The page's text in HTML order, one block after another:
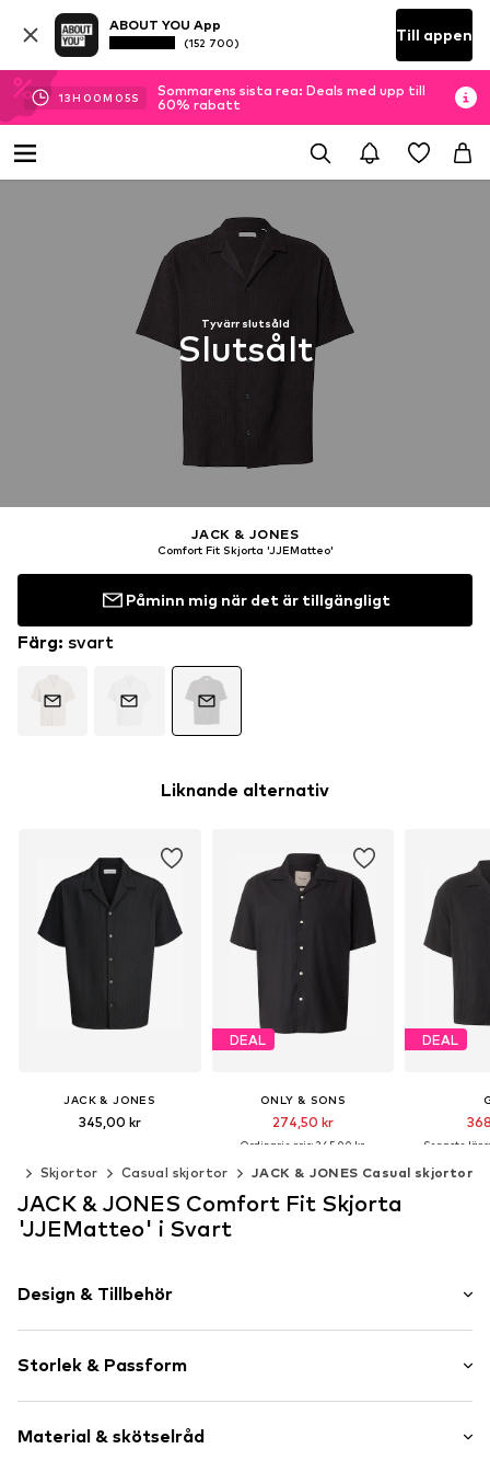
ABOUT YOU App
(152 700) Till appen
13H 00M 04S
Sommarens sista rea: Deals med upp till
60% rabatt
Tyvärr slutsåld
Slutsålt
JACK & JONES
Comfort Fit Skjorta 'JJEMatteo'
Påminn mig när det är tillgängligt
Färg: svart
Liknande alternativ
JACK & JONES
345,00 kr
Lägg till i varukorgen
DEAL
ONLY & SONS
274,50 kr
Ordinarie pris: 345,00 kr
+1
Lägg till i varukorgen
DEAL
Senaste
Skjortor Casual skjortor JACK & JONES Casual skjortor
JACK & JONES Comfort Fit Skjorta
'JJEMatteo' i Svart
Design & Tillbehör
Vadderad fåll/kant
Knappband
Slagkrage
Storlek & Passform
Passform: Comfort Fit
Material & skötselråd